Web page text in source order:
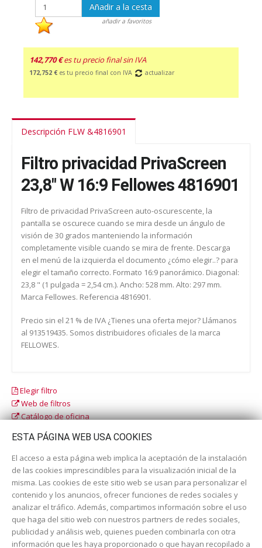
Añadir a la cesta
añadir a favoritos
142,770 € es tu precio final sin IVA
172,752 € es tu precio final con IVA actualizar
Descripción FLW &4816901
Filtro privacidad PrivaScreen
23,8" W 16:9 Fellowes 4816901
Filtro de privacidad PrivaScreen auto-oscurescente, la
pantalla se oscurece cuando se mira desde un ángulo de
visión de 30 grados manteniendo la información
completamente visible cuando se mira de frente. Descarga
en el menú de la izquierda el documento ¿cómo elegir..? para
elegir el tamaño correcto. Formato 16:9 panorámico. Diagonal:
23,8 " (1 pulgada = 2,54 cm.). Ancho: 528 mm. Alto: 297 mm.
Marca Fellowes. Referencia 4816901.
Precio sin el 21 % de IVA ¿Tienes una oferta mejor? Llámanos
al 913519435. Somos distribuidores oficiales de la marca
FELLOWES.
Elegir filtro
Web de filtros
Catálogo de oficina
ESTA PÁGINA WEB USA COOKIES
El acceso a esta página web implica la aceptación de la instalación
de las cookies imprescindibles para la visualización inicial de la
misma. Las cookies de este sitio web se usan para personalizar el
contenido y los anuncios, ofrecer funciones de redes sociales y
analizar el tráfico. Además, compartimos información sobre el uso
que haga del sitio web con nuestros partners de redes sociales,
publicidad y análisis web, quienes pueden combinarla con otra
información que les haya proporcionado o que hayan recopilado a